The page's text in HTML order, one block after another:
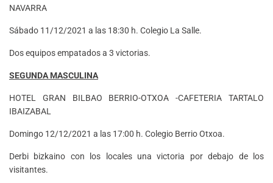
NAVARRA
Sábado 11/12/2021 a las 18:30 h. Colegio La Salle.
Dos equipos empatados a 3 victorias.
SEGUNDA MASCULINA
HOTEL GRAN BILBAO BERRIO-OTXOA -CAFETERIA TARTALO
IBAIZABAL
Domingo 12/12/2021 a las 17:00 h. Colegio Berrio Otxoa.
Derbi bizkaino con los locales una victoria por debajo de los
visitantes.